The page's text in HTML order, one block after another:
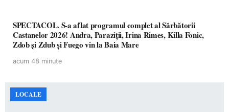
SPECTACOL. S-a aflat programul complet al Sărbătorii
Castanelor 2026! Andra, Paraziții, Irina Rimes, Killa Fonic,
Zdob și Zdub și Fuego vin la Baia Mare
acum 48 minute
LOCALE